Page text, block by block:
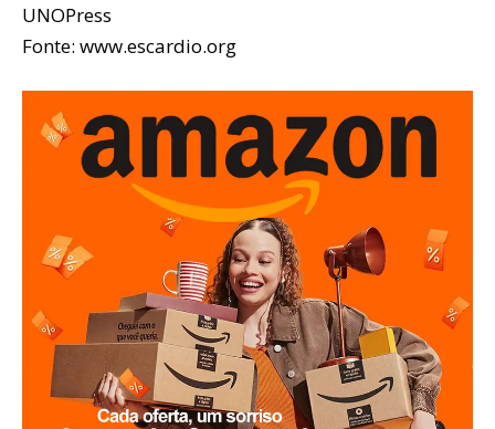
UNOPress
Fonte: www.escardio.org